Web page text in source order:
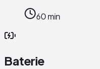
60 min
Baterie